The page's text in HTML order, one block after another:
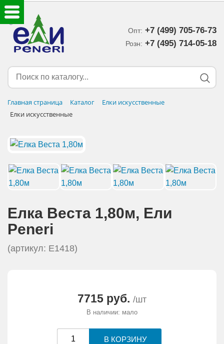
Опт: +7 (499) 705-76-73
Розн: +7 (495) 714-05-18‬
Главная страница Каталог
Елки искусственные
Елки искусственные
Елка Веста 1,80м, Eли
Peneri
(артикул: E1418)
7715 руб. /шт
В наличии: мало
ЕЛКИ ИСКУССТВЕННЫЕ
ЕЛОЧНЫЕ УКРАШЕНИЯ
НОВОГОДНИЙ ДЕКОР
ДОСТАВКА В РЕГИОНЫ
ДОСТАВКА
АКЦИИ И ПОДАРКИ